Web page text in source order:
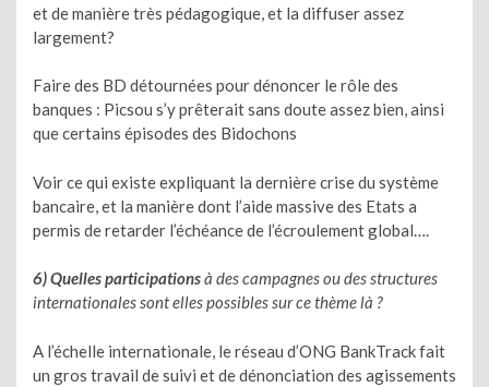
et de manière très pédagogique, et la diffuser assez
largement?
Faire des BD détournées pour dénoncer le rôle des
banques : Picsou s’y prêterait sans doute assez bien, ainsi
que certains épisodes des Bidochons
Voir ce qui existe expliquant la dernière crise du système
bancaire, et la manière dont l’aide massive des Etats a
permis de retarder l’échéance de l’écroulement global….
6) Quelles participationsà des campagnes ou des structures
internationales sont elles possibles sur ce thème là ?
A l’échelle internationale, le réseau d’ONG BankTrack fait
un gros travail de suivi et de dénonciation des agissements